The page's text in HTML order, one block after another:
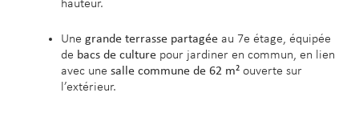
hauteur.
Une grande terrasse partagée au 7e étage, équipée
de bacs de culture pour jardiner en commun, en lien
avec une salle commune de 62 m² ouverte sur
l’extérieur.